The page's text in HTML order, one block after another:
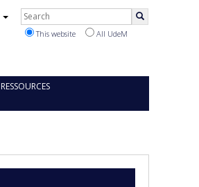
Rechercher
This website All UdeM
RESSOURCES